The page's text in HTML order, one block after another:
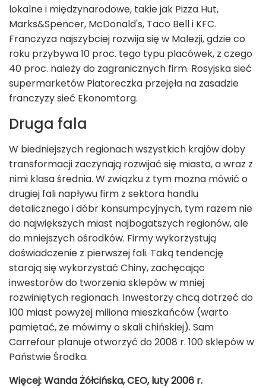
lokalne i międzynarodowe, takie jak Pizza Hut,
Marks&Spencer, McDonald's, Taco Bell i KFC.
Franczyza najszybciej rozwija się w Malezji, gdzie co
roku przybywa 10 proc. tego typu placówek, z czego
40 proc. należy do zagranicznych firm. Rosyjska sieć
supermarketów Piatoreczka przejęła na zasadzie
franczyzy sieć Ekonomtorg.
Druga fala
W biedniejszych regionach wszystkich krajów doby
transformacji zaczynają rozwijać się miasta, a wraz z
nimi klasa średnia. W związku z tym można mówić o
drugiej fali napływu firm z sektora handlu
detalicznego i dóbr konsumpcyjnych, tym razem nie
do największych miast najbogatszych regionów, ale
do mniejszych ośrodków. Firmy wykorzystują
doświadczenie z pierwszej fali. Taką tendencję
starają się wykorzystać Chiny, zachęcając
inwestorów do tworzenia sklepów w mniej
rozwiniętych regionach. Inwestorzy chcą dotrzeć do
100 miast powyżej miliona mieszkańców (warto
pamiętać, że mówimy o skali chińskiej). Sam
Carrefour planuje otworzyć do 2008 r. 100 sklepów w
Państwie Środka.
Więcej: Wanda Żółcińska, CEO, luty 2006 r.